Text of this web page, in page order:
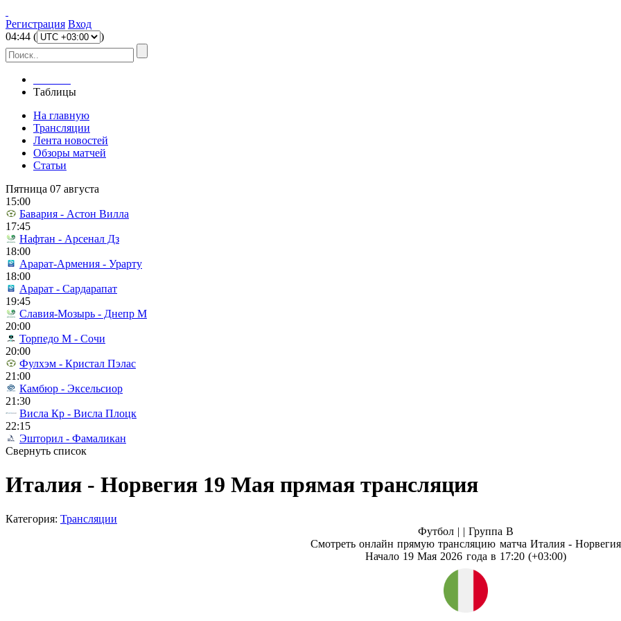
Регистрация Вход
04:44 ( )
Таблицы
На главную
Трансляции
Лента новостей
Обзоры матчей
Статьи
Пятница 07 августа
15:00
Бавария - Астон Вилла
17:45
Нафтан - Арсенал Дз
18:00
Арарат-Армения - Урарту
18:00
Арарат - Сардарапат
19:45
Славия-Мозырь - Днепр М
20:00
Торпедо М - Сочи
20:00
Фулхэм - Кристал Пэлас
21:00
Камбюр - Эксельсиор
21:30
Висла Кр - Висла Плоцк
22:15
Эшторил - Фамаликан
Свернуть список
Италия - Норвегия 19 Мая прямая трансляция
Категория: Трансляции
Футбол | |Группа B
Смотреть онлайн прямую трансляцию матча Италия - Норвегия
Начало 19 Мая 2026 года в 17:20 (+03:00)